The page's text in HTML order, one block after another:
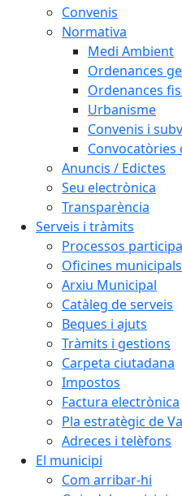
Convenis
Normativa
Medi Ambient
Ordenances
Ordenances
Urbanisme
Convenis i
Convocatòries
Anuncis / Edictes
Seu electrònica
Transparència
Serveis i tràmits
Processos
Oficines municipals
Arxiu Municipal
Catàleg de serveis
Beques i ajuts
Tràmits i gestions
Carpeta ciutadana
Impostos
Factura electrònica
Pla estratègic de
Adreces i telèfons
El municipi
Com arribar-hi